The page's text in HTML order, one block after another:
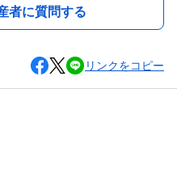
者に質問する
リンクをコピー